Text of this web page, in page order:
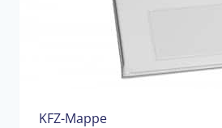
KFZ-Mappe